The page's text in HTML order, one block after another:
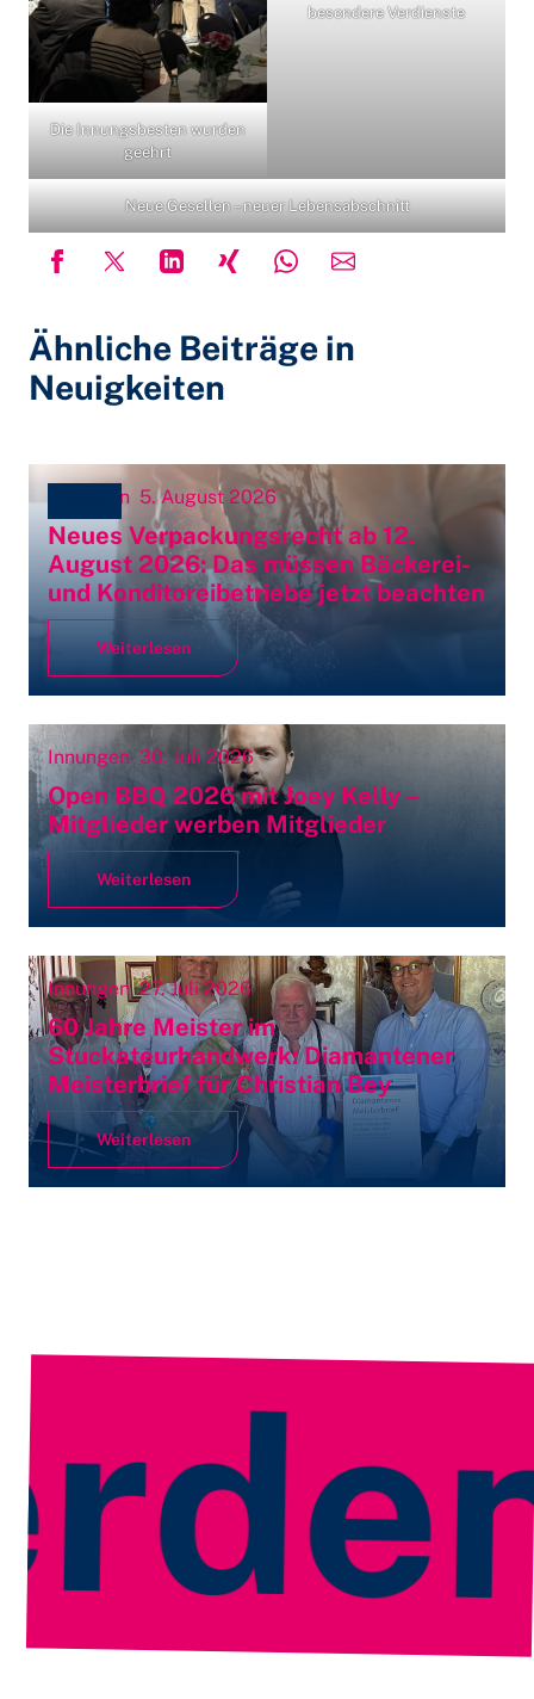
Die Innungsbesten wurden
geehrt
besondere Verdienste
Neue Gesellen – neuer Lebensabschnitt
Ähnliche Beiträge in
Neuigkeiten
Innungen 5. August 2026
Neues Verpackungsrecht ab 12.
August 2026: Das müssen Bäckerei-
und Konditoreibetriebe jetzt beachten
Weiterlesen
Innungen 30. Juli 2026
Open BBQ 2026 mit Joey Kelly –
Mitglieder werben Mitglieder
Weiterlesen
Innungen 27. Juli 2026
60 Jahre Meister im
Stuckateurhandwerk: Diamantener
Meisterbrief für Christian Bey
Weiterlesen